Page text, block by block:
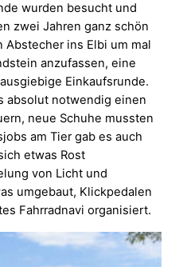
wurden besucht und
zwei Jahren ganz schön
ins Elbi um mal
anzufassen, eine
Einkaufsrunde.
absolut notwendig einen
neue Schuhe mussten
am Tier gab es auch
etwas Rost
von Licht und
umgebaut, Klickpedalen
Fahrradnavi organisiert.